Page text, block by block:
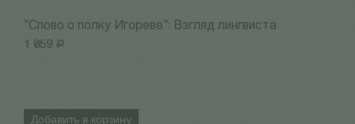
"Слово о полку Игореве": Взгляд лингвиста
1 059 Р
Добавить в корзину